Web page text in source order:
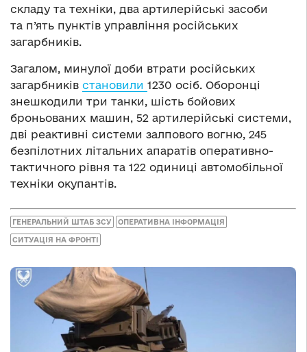
складу та техніки, два артилерійські засоби
та п’ять пунктів управління російських
загарбників.
Загалом, минулої доби втрати російських
загарбників становили 1230 осіб. Оборонці
знешкодили три танки, шість бойових
броньованих машин, 52 артилерійські системи,
дві реактивні системи залпового вогню, 245
безпілотних літальних апаратів оперативно-
тактичного рівня та 122 одиниці автомобільної
техніки окупантів.
ГЕНЕРАЛЬНИЙ ШТАБ ЗСУ ОПЕРАТИВНА ІНФОРМАЦІЯ
СИТУАЦІЯ НА ФРОНТІ